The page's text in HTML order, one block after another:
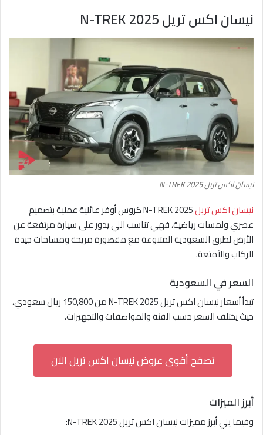
نيسان اكس تريل N-TREK 2025
نيسان اكس تريل N-TREK 2025
نيسان اكس تريل
N-TREK 2025 كروس أوفر عائلية عملية بتصميم
عصري ولمسات رياضية، فهي تناسب اللي يدور على سيارة مرتفعة عن
الأرض لطرق السعودية المتنوعة مع مقصورة مريحة ومساحات جيدة
للركاب والأمتعة.
السعر في السعودية
تبدأ أسعار نيسان اكس تريل N-TREK 2025 من 150,800 ريال سعودي،
حيث يختلف السعر حسب الفئة والمواصفات والتجهيزات.
تصفح أقوى عروض نيسان اكس تريل الآن
أبرز الميزات
وفيما يلي أبرز مميزات نيسان اكس تريل N-TREK 2025: